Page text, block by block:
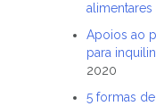
alimentares
Apoios ao
para
2020
5 formas